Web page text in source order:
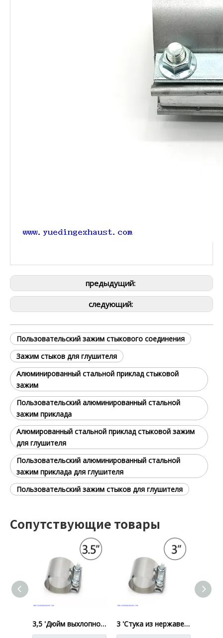
предыдущий:
следующий:
Пользовательский зажим стыкового соединения
Зажим стыков для глушителя
Алюминированный стальной приклад стыковой
зажим
Пользовательский алюминированный стальной
зажим приклада
Алюмированный стальной приклад стыковой зажим
для глушителя
Пользовательский алюминированный стальной
зажим приклада для глушителя
Пользовательский зажим стыков для глушителя
Сопутствующие товары
3,5 'Дюйм выхлопной плоской полосы зажима нержавеющей стали Ssteel 3 'Стука из нержавеющей стали 304 бат -соединения